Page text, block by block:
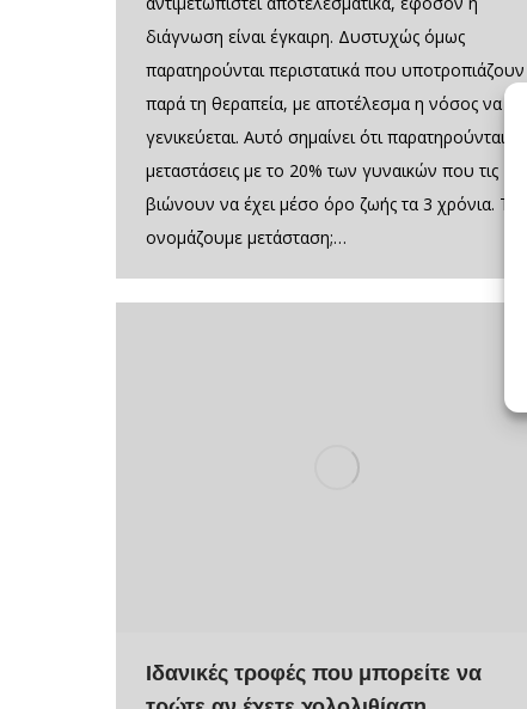
διάγνωση είναι έγκαιρη. Δυστυχώς όμως
παρατηρούνται περιστατικά που υποτροπιάζουν
παρά τη θεραπεία, με αποτέλεσμα η νόσος να
γενικεύεται. Αυτό σημαίνει ότι παρατηρούνται
μεταστάσεις με το 20% των γυναικών που τις
βιώνουν να έχει μέσο όρο ζωής τα 3 χρόνια. Τι
ονομάζουμε μετάσταση;…
Ιδανικές τροφές που μπορείτε να